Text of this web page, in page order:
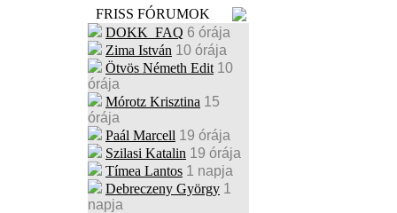
FRISS FÓRUMOK
DOKK_FAQ 6 órája
Zima István 10 órája
Ötvös Németh Edit 10
órája
Mórotz Krisztina 15
órája
Paál Marcell 19 órája
Szilasi Katalin 19 órája
Tímea Lantos 1 napja
Debreczeny György 1
napja